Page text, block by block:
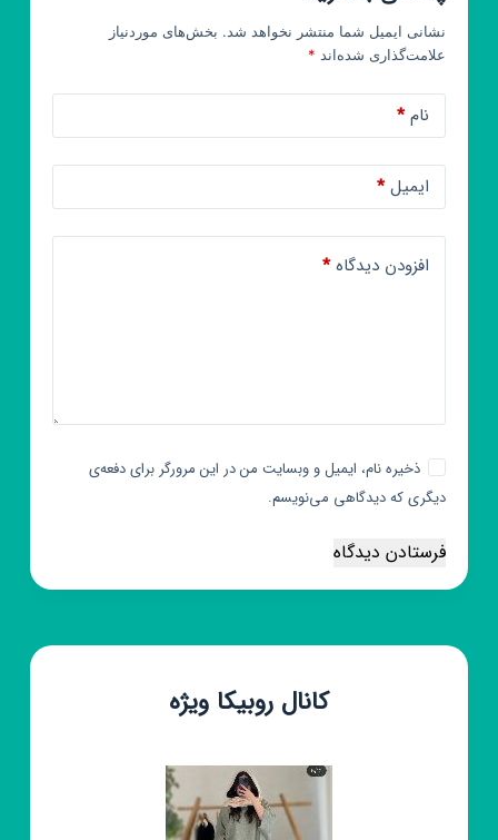
نشانی ایمیل شما منتشر نخواهد شد. بخش‌های موردنیاز
علامت‌گذاری شده‌اند *
نام*
ایمیل*
افزودن دیدگاه*
ذخیره نام، ایمیل و وبسایت من در این مرورگر برای دفعه‌ی
دیگری که دیدگاهی می‌نویسم.
فرستادن دیدگاه
کانال روبیکا ویژه